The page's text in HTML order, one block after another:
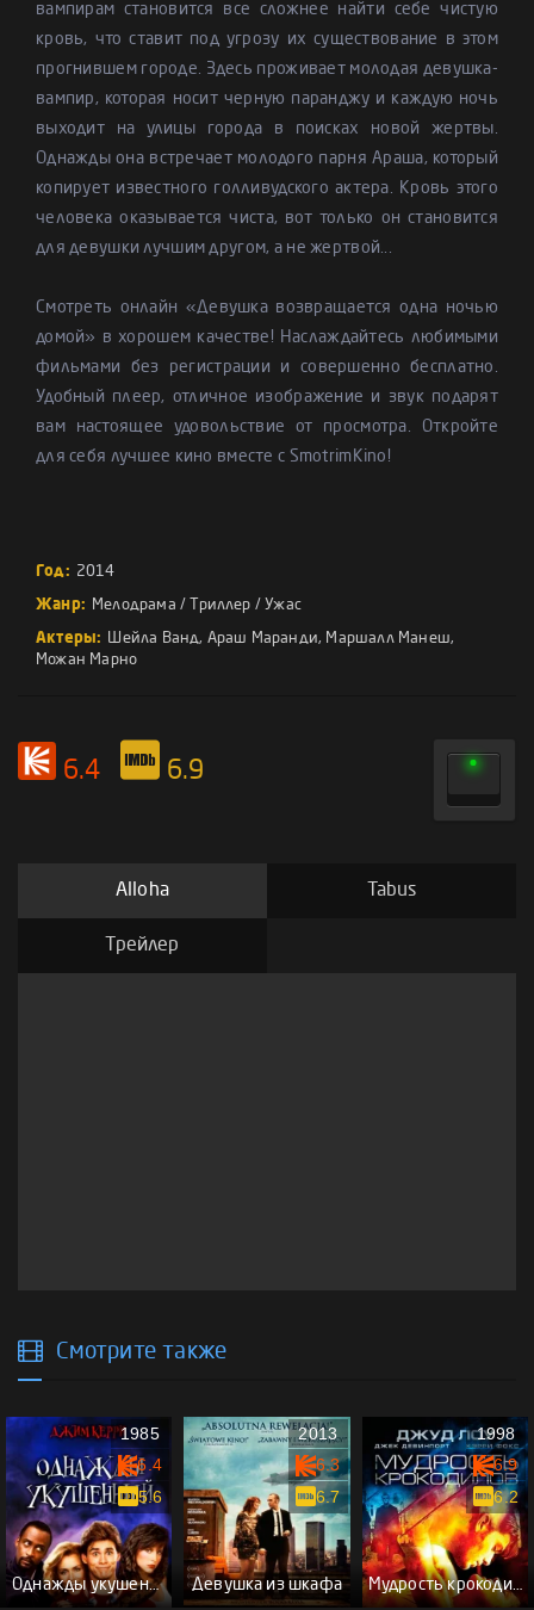
вампирам становится все сложнее найти себе чистую
кровь, что ставит под угрозу их существование в этом
прогнившем городе. Здесь проживает молодая девушка-
вампир, которая носит черную паранджу и каждую ночь
выходит на улицы города в поисках новой жертвы.
Однажды она встречает молодого парня Араша, который
копирует известного голливудского актера. Кровь этого
человека оказывается чиста, вот только он становится
для девушки лучшим другом, а не жертвой...
Смотреть онлайн «Девушка возвращается одна ночью
домой» в хорошем качестве! Наслаждайтесь любимыми
фильмами без регистрации и совершенно бесплатно.
Удобный плеер, отличное изображение и звук подарят
вам настоящее удовольствие от просмотра. Откройте
для себя лучшее кино вместе с SmotrimKino!
Год: 2014
Жанр: Мелодрама / Триллер /Ужас
Актеры: Шейла Ванд, Араш Маранди, Маршалл Манеш,
Можан Марно
6.4 6.9
Alloha Tabus
Трейлер
Смотрите также
Однажды укушенный
1985
6.4
5.6
Девушка из шкафа
2013
6.3
6.7
Мудрость крокодилов
1998
6.9
6.2